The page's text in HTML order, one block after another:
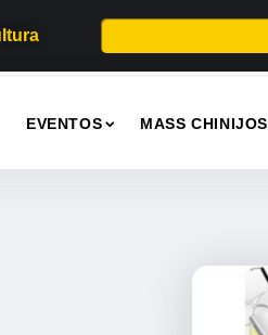
EVENTOS MASS CHINIJOS